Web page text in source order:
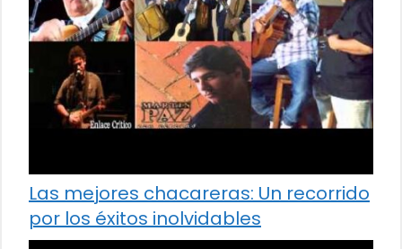
Las mejores chacareras: Un recorrido
por los éxitos inolvidables